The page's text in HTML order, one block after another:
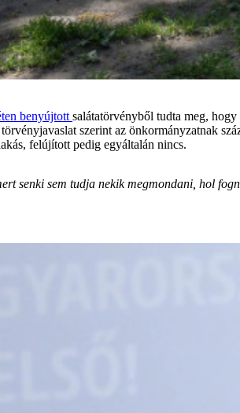
benyújtott salátatörvényből tudta meg,
szerint az önkormányzatnak
felújított pedig egyáltalán nincs.
senki sem tudja nekik megmondani, hol